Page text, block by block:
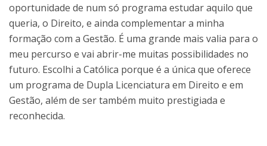
oportunidade de num só programa estudar aquilo que
queria, o Direito, e ainda complementar a minha
formação com a Gestão. É uma grande mais valia para o
meu percurso e vai abrir-me muitas possibilidades no
futuro. Escolhi a Católica porque é a única que oferece
um programa de Dupla Licenciatura em Direito e em
Gestão, além de ser também muito prestigiada e
reconhecida.